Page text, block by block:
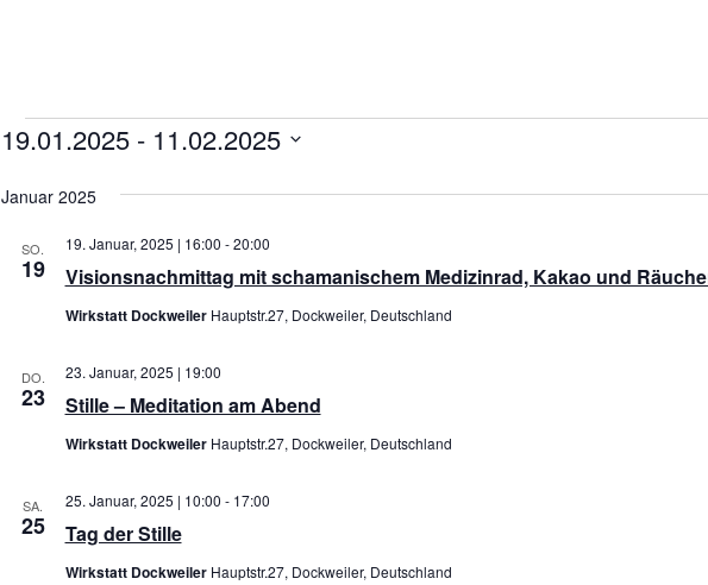
Veranstaltungen
19.01.2025 - 11.02.2025
wählen.
Januar 2025
SO.
19 Visionsnachmittag mit schamanischem Medizinrad, Kakao und
19. Januar, 2025 | 16:00 -20:00
Wirkstatt Dockweiler Hauptstr.27, Dockweiler, Deutschland
DO.
23 Stille – Meditation am Abend
23. Januar, 2025 | 19:00
Wirkstatt Dockweiler Hauptstr.27, Dockweiler, Deutschland
SA.
25 Tag der Stille
25. Januar, 2025 | 10:00 - 17:00
Wirkstatt Dockweiler Hauptstr.27, Dockweiler, Deutschland